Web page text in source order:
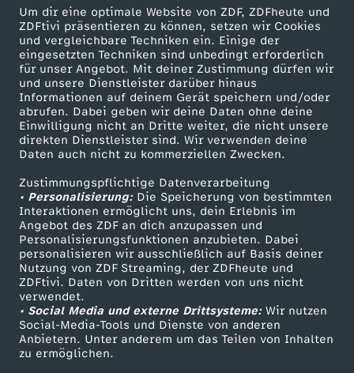
Um dir eine optimale Website von ZDF, ZDFheute und
ZDFtivi präsentieren zu können, setzen wir Cookies
und vergleichbare Techniken ein. Einige der
eingesetzten Techniken sind unbedingt erforderlich
für unser Angebot. Mit deiner Zustimmung dürfen wir
und unsere Dienstleister darüber hinaus
Informationen auf deinem Gerät speichern und/oder
abrufen. Dabei geben wir deine Daten ohne deine
Einwilligung nicht an Dritte weiter, die nicht unsere
direkten Dienstleister sind. Wir verwenden deine
Daten auch nicht zu kommerziellen Zwecken.
Zustimmungspflichtige Datenverarbeitung
• Personalisierung:Die Speicherung von bestimmten
Interaktionen ermöglicht uns, dein Erlebnis im
Angebot des ZDF an dich anzupassen und
Personalisierungsfunktionen anzubieten. Dabei
personalisieren wir ausschließlich auf Basis deiner
Nutzung von ZDF Streaming, der ZDFheute und
ZDFtivi. Daten von Dritten werden von uns nicht
verwendet.
• Social Media und externe Drittsysteme:Wir nutzen
Social-Media-Tools und Dienste von anderen
Anbietern. Unter anderem um das Teilen von Inhalten
zu ermöglichen.
Ü
b
e
r
W
u
t
a
u
s
Mehr ZDF
ZDF-Apps
Smart TV
ZDFtext
Livestreams
Sendungen A-Z
TV-Programm
Service
ZDFmitreden
Kontakt zum ZDF
Tickets
Zuschauerservice
Hilfe
ZDF Unternehmen
Karriere